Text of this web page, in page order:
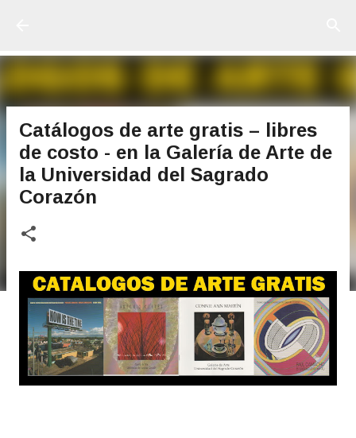
Catálogos de arte gratis – libres
de costo - en la Galería de Arte de
la Universidad del Sagrado
Corazón